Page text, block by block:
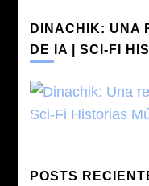
DINACHIK: UNA
DE IA | SCI-FI
POSTS